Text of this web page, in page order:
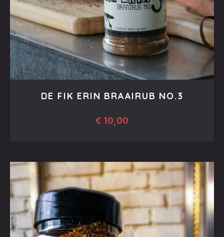
DE FIK ERIN BRAAIRUB NO.3
€ 10,00